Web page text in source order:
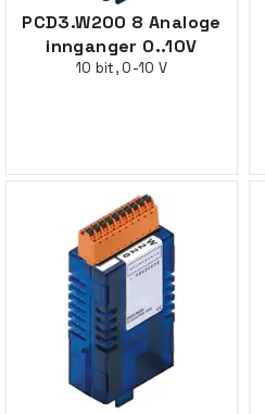
PCD3.W200 8 Analoge
innganger 0..10V
10 bit, 0-10 V